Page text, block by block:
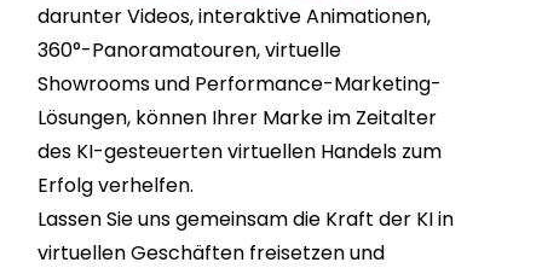
darunter Videos, interaktive Animationen,
360°-Panoramatouren, virtuelle
Showrooms und Performance-Marketing-
Lösungen, können Ihrer Marke im Zeitalter
des KI-gesteuerten virtuellen Handels zum
Erfolg verhelfen.
Lassen Sie uns gemeinsam die Kraft der KI in
virtuellen Geschäften freisetzen und